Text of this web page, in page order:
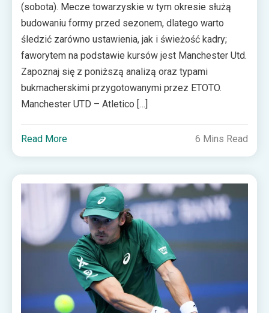
(sobota). Mecze towarzyskie w tym okresie służą
budowaniu formy przed sezonem, dlatego warto
śledzić zarówno ustawienia, jak i świeżość kadry;
faworytem na podstawie kursów jest Manchester Utd.
Zapoznaj się z poniższą analizą oraz typami
bukmacherskimi przygotowanymi przez ETOTO.
Manchester UTD – Atletico […]
Read More 6 Mins Read